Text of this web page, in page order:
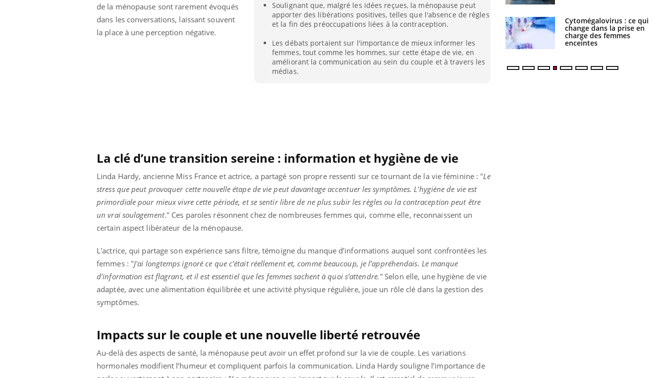
Soulignant que, malgré les idées reçues, la ménopause peut
apporter des libérations positives, telles que l'absence de règles
et la fin des préoccupations liées à la contraception.
Les débats portaient sur l'importance de mieux informer les
femmes, tout comme les hommes, sur cette étape de vie, en
améliorant la communication au sein du couple et à travers les
médias.
de la ménopause sont rarement évoqués
dans les conversations, laissant souvent
la place à une perception négative.
La clé d’une transition sereine : information et hygiène de vie
Linda Hardy, ancienne Miss France et actrice, a partagé son propre ressenti sur ce tournant de la vie féminine : "Le
stress que peut provoquer cette nouvelle étape de vie peut davantage accentuer les symptômes. L'hygiène de vie est
primordiale pour mieux vivre cette période, et se sentir libre de ne plus subir les règles ou la contraception peut être
un vrai soulagement." Ces paroles résonnent chez de nombreuses femmes qui, comme elle, reconnaissent un
certain aspect libérateur de la ménopause.
L'actrice, qui partage son expérience sans filtre, témoigne du manque d’informations auquel sont confrontées les
femmes : "J'ai longtemps ignoré ce que c’était réellement et, comme beaucoup, je l’appréhendais. Le manque
d’information est flagrant, et il est essentiel que les femmes sachent à quoi s’attendre." Selon elle, une hygiène de vie
adaptée, avec une alimentation équilibrée et une activité physique régulière, joue un rôle clé dans la gestion des
symptômes.
Impacts sur le couple et une nouvelle liberté retrouvée
Au-delà des aspects de santé, la ménopause peut avoir un effet profond sur la vie de couple. Les variations
hormonales modifient l’humeur et compliquent parfois la communication. Linda Hardy souligne l’importance de
Comment éviter une otite
pendant les vacances ?
Grossesse à risque : ce jus
naturel attire l'attention
Cancer colorectal : une
stratégie simple aurait
basque
Cytomégalovirus : ce qui
change dans la prise en
charge des femmes
enceintes